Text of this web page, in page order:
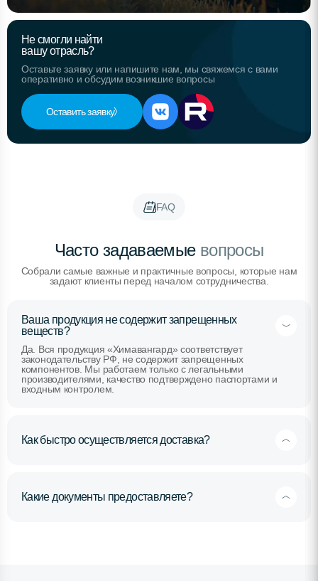
Не смогли найти
вашу отрасль?
Оставьте заявку или напишите нам, мы свяжемся с вами
оперативно и обсудим возникшие вопросы
Оставить заявку
FAQ
Часто задаваемыевопросы
Собрали самые важные и практичные вопросы, которые нам
задают клиенты перед началом сотрудничества.
Ваша продукция не содержит запрещенных
веществ?
Да. Вся продукция «Химавангард» соответствует
законодательству РФ, не содержит запрещенных
компонентов. Мы работаем только с легальными
производителями, качество подтверждено паспортами и
входным контролем.
Как быстро осуществляется доставка?
Какие документы предоставляете?